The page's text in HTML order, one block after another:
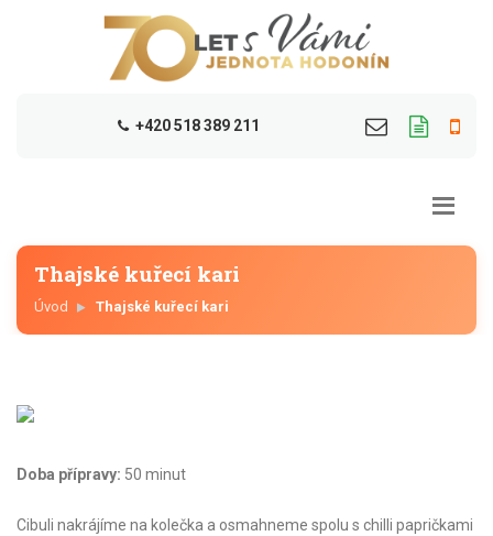
+420 518 389 211
Thajské kuřecí kari
Úvod Thajské kuřecí kari
Doba přípravy: 50 minut
Cibuli nakrájíme na kolečka a osmahneme spolu s chilli papričkami